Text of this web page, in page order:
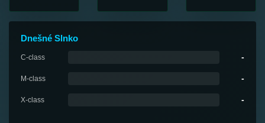
Dnešné Slnko
C-class -
M-class -
X-class -